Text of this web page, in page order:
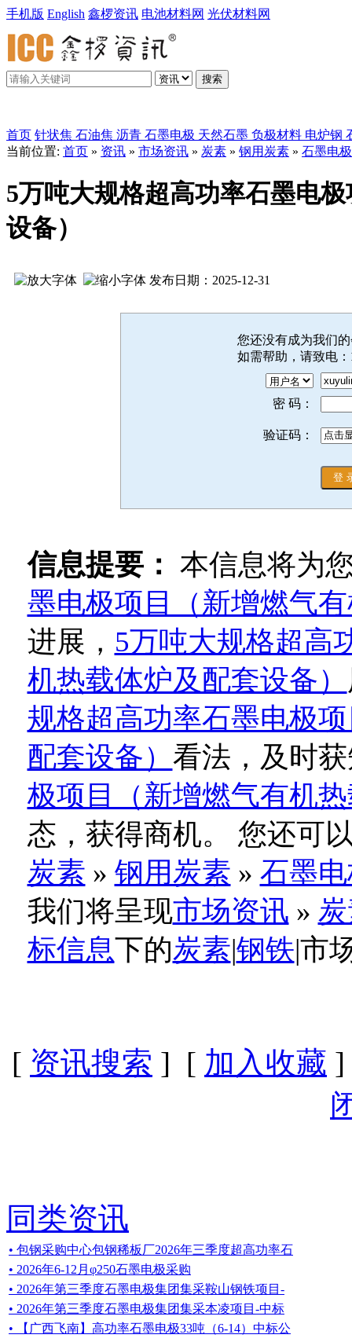
手机版 English 鑫椤资讯 电池材料网 光伏材料网
搜索
首页 针状焦 石油焦 沥青 石墨电极 天然石墨 负极材料 电炉钢
当前位置: 首页 » 资讯 » 市场资讯 » 炭素 » 钢用炭素 » 石墨电极
5万吨大规格超高功率石墨电
设备）
发布日期：2025-12-31
您还没有成为我们
如需帮助，请致电：
密 码：
验证码：
信息提要： 本信息将为
墨电极项目（新增燃气
进展， 5万吨大规格超高
机热载体炉及配套设备）
规格超高功率石墨电极
配套设备） 看法，及时
极项目（新增燃气有机
态，获得商机。 您还可
炭素 » 钢用炭素 » 石墨
我们将呈现市场资讯 »
标信息下的炭素|钢铁|市
[ 资讯搜索 ] [ 加入收藏
同类资讯
• 包钢采购中心包钢稀板厂2026年三季度超高功率石
• 2026年6-12月φ250石墨电极采购
• 2026年第三季度石墨电极集团集采鞍山钢铁项目-
• 2026年第三季度石墨电极集团集采本凌项目-中标
• 【广西飞南】高功率石墨电极33吨（6-14）中标公